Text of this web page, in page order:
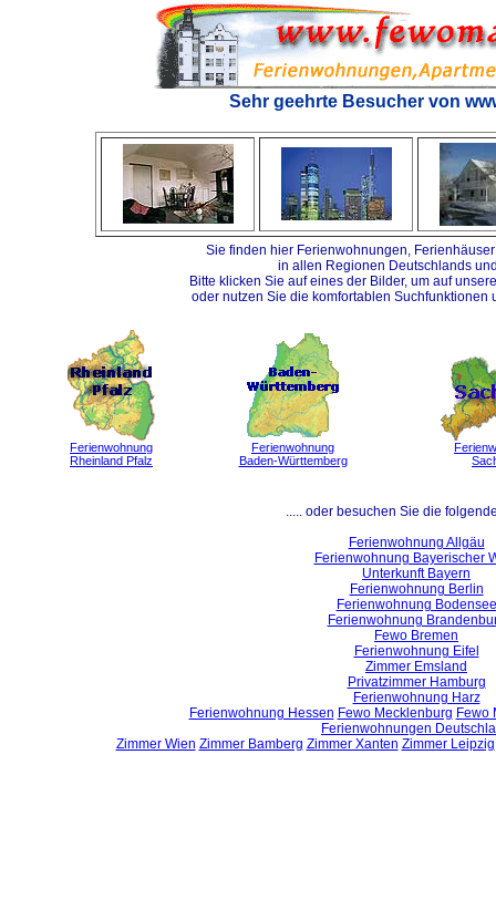
Sehr geehrte Besucher von
Sie finden hier Ferienwohnungen,
in allen Regionen Deutschlands
Bitte klicken Sie auf eines der Bilder, um auf
oder nutzen Sie die komfortablen Suchfunktionen
Ferienwohnung
Rheinland Pfalz
Ferienwohnung
Baden-Württemberg
..... oder besuchen Sie die
Ferienwohnung Allgäu
Ferienwohnung Bayerischer
Unterkunft Bayern
Ferienwohnung Berlin
Ferienwohnung Bodensee
Ferienwohnung
Fewo Bremen
Ferienwohnung Eifel
Zimmer Emsland
Privatzimmer Hamburg
Ferienwohnung Harz
Ferienwohnung Hessen Fewo Mecklenburg Fewo
Ferienwohnungen
Zimmer Wien Zimmer Bamberg Zimmer Xanten Zimmer Leipzig